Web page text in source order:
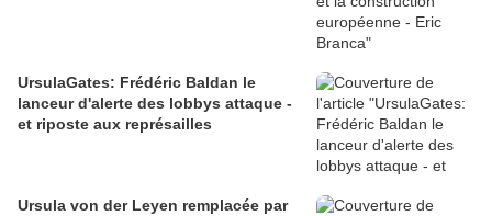
UrsulaGates: Frédéric Baldan le
lanceur d'alerte des lobbys attaque -
et riposte aux représailles
Ursula von der Leyen remplacée par